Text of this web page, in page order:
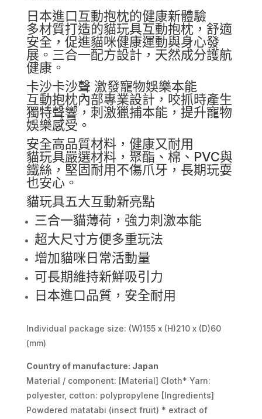
日本進口互動抱枕的健康新體驗
多材質打造的貓玩具互動抱枕，舒適
安全，促進貓咪健康運動與身心發
展。三合一配方設計，天然成分護航
健康。
卡沙卡沙聲 激發寵物娛樂本能
互動抱枕內部專業設計，咬抓時產生
獨特聲響，刺激獵捕本能，提升寵物
娛樂感受。
安全高品質材料，健康又耐用
貓玩具嚴選材料，聚酯、棉、PVC與
鐵絲，堅固耐用不傷爪牙，長期玩耍
也安心。
貓玩具五大互動新亮點
三合一貓薄荷，強力刺激本能
超大尺寸方便多重玩法
增加貓咪日常活動量
可長期維持新鮮吸引力
日本進口品質，安全耐用
Individual package size: (W)155 x (H)210 x (D)60
(mm)
Country of manufacture: Japan
Material / component: [Material] Cloth* Yarn:
polyester, cotton: polypropylene [Ingredients]
Powdered matatabi (insect fruit) * extract of